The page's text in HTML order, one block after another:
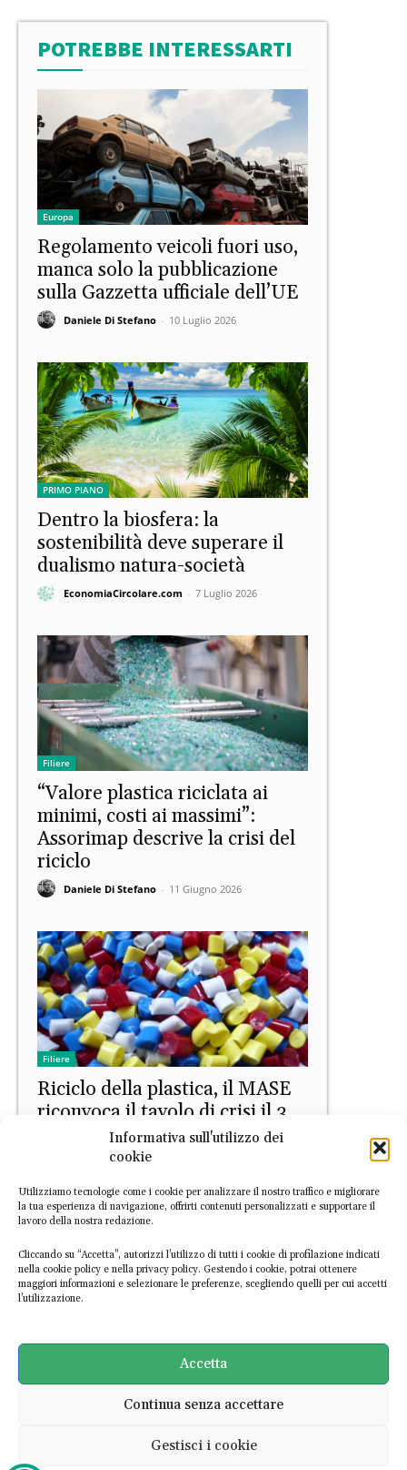
Informativa sull'utilizzo dei
cookie
Utilizziamo tecnologie come i cookie per analizzare il nostro traffico e migliorare
la tua esperienza di navigazione, offrirti contenuti personalizzati e supportare il
lavoro della nostra redazione.
Cliccando su “Accetta”, autorizzi l’utilizzo di tutti i cookie di profilazione indicati
nella cookie policy e nella privacy policy. Gestendo i cookie, potrai ottenere
maggiori informazioni e selezionare le preferenze, scegliendo quelli per cui accetti
l’utilizzazione.
Accetta
Continua senza accettare
Gestisci i cookie
POTREBBE INTERESSARTI
Europa
Regolamento veicoli fuori uso,
manca solo la pubblicazione
sulla Gazzetta ufficiale dell’UE
Daniele Di Stefano - 10 Luglio 2026
PRIMO PIANO
Dentro la biosfera: la
sostenibilità deve superare il
dualismo natura-società
EconomiaCircolare.com - 7 Luglio 2026
Filiere
“Valore plastica riciclata ai
minimi, costi ai massimi”:
Assorimap descrive la crisi del
riciclo
Daniele Di Stefano - 11 Giugno 2026
Filiere
Riciclo della plastica, il MASE
riconvoca il tavolo di crisi il 3
Daniele Di Stefano
I benefici ambientali e climatici
dell’economia circolare
Andrea Turco - 25 Maggio 2026